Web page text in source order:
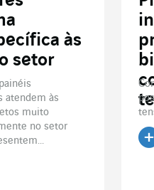
às
setor
atendem às
muito
no setor